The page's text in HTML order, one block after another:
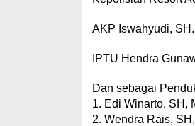
AKP Iswahyudi,
IPTU Hendra
Dan sebagai
1. Edi Winarto, SH,
2. Wendra Rais,